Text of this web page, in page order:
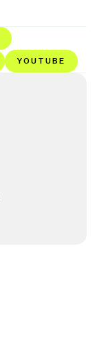
YOUTUBE